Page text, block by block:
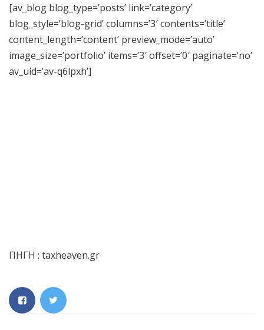
[av_blog blog_type=’posts’ link=’category’
blog_style=’blog-grid’ columns=’3′ contents=’title’
content_length=’content’ preview_mode=’auto’
image_size=’portfolio’ items=’3′ offset=’0′ paginate=’no’
av_uid=’av-q6lpxh’]
ΠΗΓΗ : taxheaven.gr